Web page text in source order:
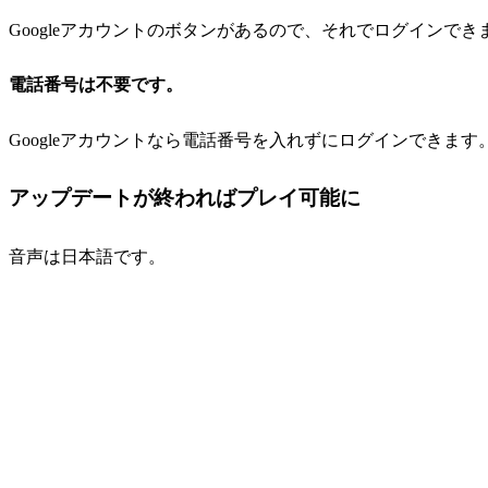
Googleアカウントのボタンがあるので、それでログインでき
電話番号は不要です。
Googleアカウントなら電話番号を入れずにログインできます。
アップデートが終わればプレイ可能に
音声は日本語です。